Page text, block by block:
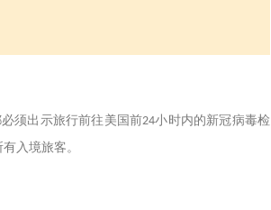
须出示旅行前往美国前24小时内的新冠病毒检
入境旅客。